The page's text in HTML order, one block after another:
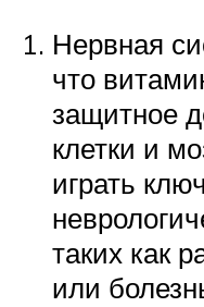
Нервная
что
защитное
клетки и
играть
таких как
или